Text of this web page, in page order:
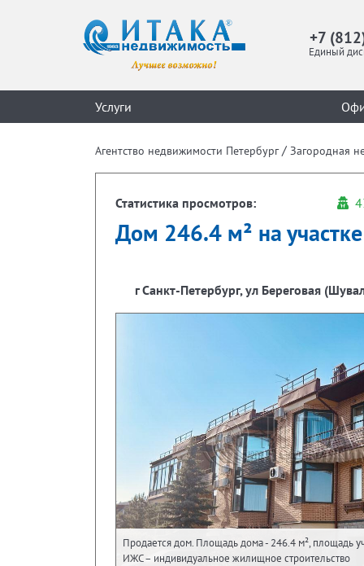
+7
Единый
Услуги
Агентство недвижимости Петербург / Загородная
Статистика просмотров:
Дом 246.4 м² на
г Санкт-Петербург, ул Береговая
Продается дом. Площадь дома - 246.4 м², площадь
ИЖС – индивидуальное жилищное строительство